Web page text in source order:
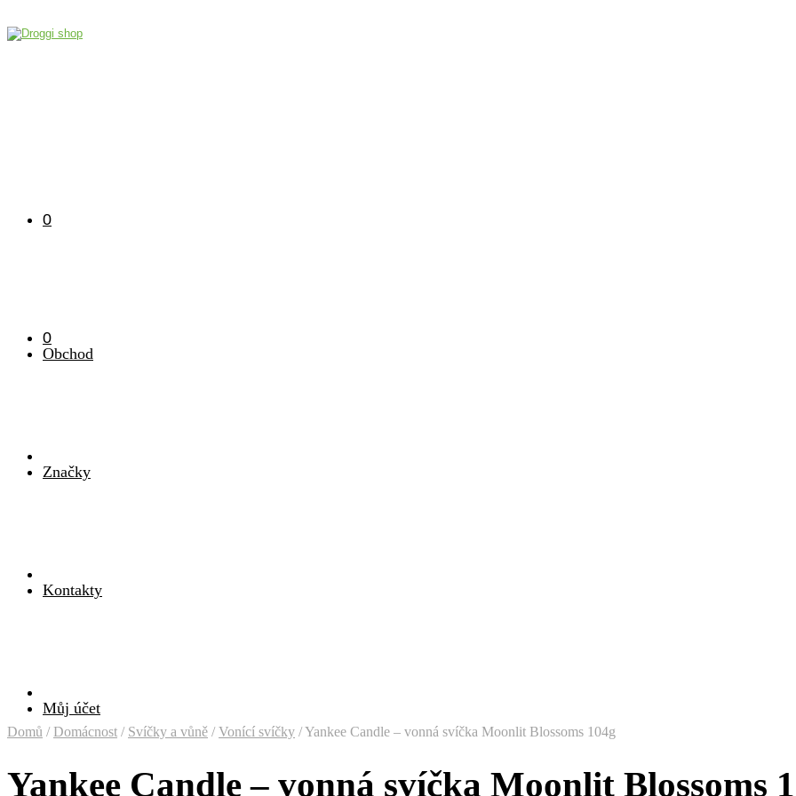
0
0
Obchod
Značky
Kontakty
Můj účet
Domů / Domácnost / Svíčky a vůně / Vonící svíčky /Yankee Candle – vonná svíčka Moonlit Blossoms 104g
Yankee Candle – vonná svíčka Moonlit Blossoms